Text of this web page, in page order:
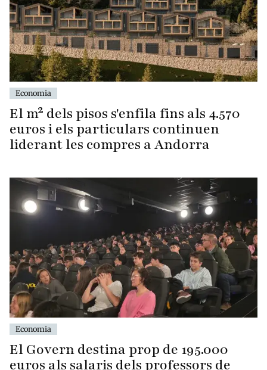
Economia
El m² dels pisos s'enfila fins als 4.570
euros i els particulars continuen
liderant les compres a Andorra
Economia
El Govern destina prop de 195.000
euros als salaris dels professors de